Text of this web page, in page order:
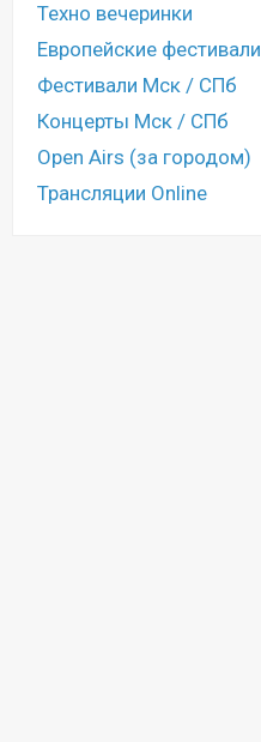
Техно вечеринки
Европейские фестивали
Фестивали Мск / СПб
Концерты Мск / СПб
Open Airs (за городом)
Трансляции Online